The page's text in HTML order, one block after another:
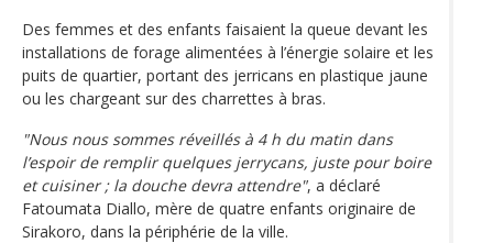
Des femmes et des enfants faisaient la queue devant les
installations de forage alimentées à l’énergie solaire et les
puits de quartier, portant des jerricans en plastique jaune
ou les chargeant sur des charrettes à bras.
"Nous nous sommes réveillés à 4 h du matin dans
l’espoir de remplir quelques jerrycans, juste pour boire
et cuisiner ; la douche devra attendre", a déclaré
Fatoumata Diallo, mère de quatre enfants originaire de
Sirakoro, dans la périphérie de la ville.